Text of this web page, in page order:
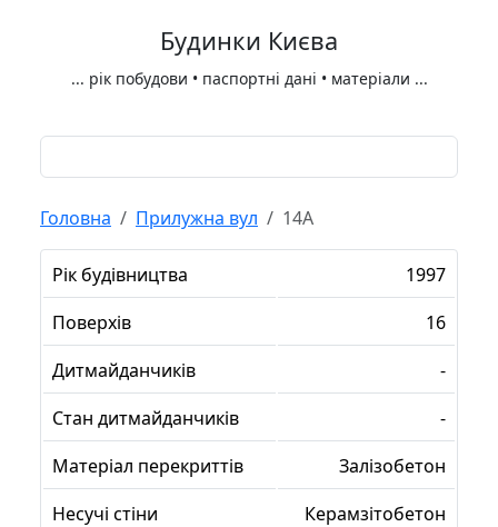
Будинки Києва
... рік побудови • паспортні дані • матеріали ...
Головна Прилужна вул 14А
Рік будівництва
1997
Поверхів
16
Дитмайданчиків
-
Стан дитмайданчиків
-
Матеріал перекриттів
Залізобетон
Несучі стіни
Керамзітобетон